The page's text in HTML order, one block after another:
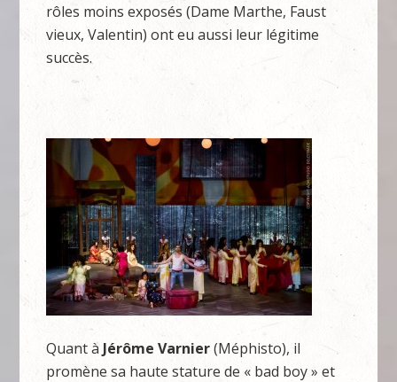
rôles moins exposés (Dame Marthe, Faust
vieux, Valentin) ont eu aussi leur légitime
succès.
Quant à Jérôme Varnier(Méphisto), il
promène sa haute stature de « bad boy » et